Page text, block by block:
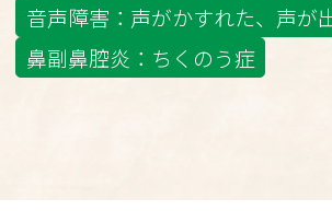
音声障害：声がかすれた、声が
鼻副鼻腔炎：ちくのう症